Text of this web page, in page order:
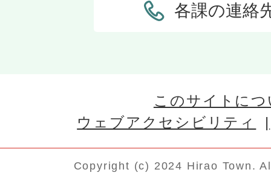
各課の連絡
このサイトに
ウェブアクセシビリティ
Copyright (c) 2024 Hirao Town.